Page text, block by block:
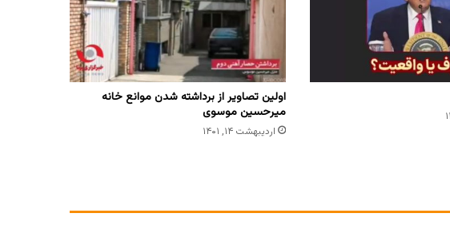
اولین تصاویر از برداشته شدن موانع خانه
میرحسین موسوی
اردیبهشت ۱۴, ۱۴۰۱